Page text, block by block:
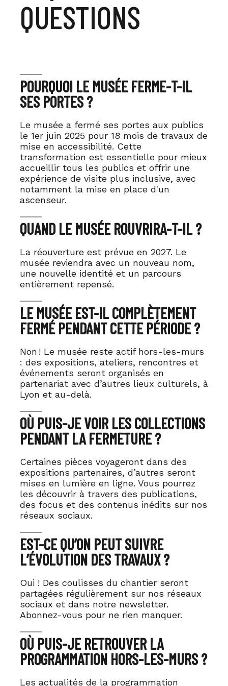
QUESTIONS
POURQUOI LE MUSÉE FERME-T-IL
SES PORTES ?
Le musée a fermé ses portes aux publics
le 1er juin 2025 pour 18 mois de travaux de
mise en accessibilité. Cette
transformation est essentielle pour mieux
accueillir tous les publics et offrir une
expérience de visite plus inclusive, avec
notamment la mise en place d'un
ascenseur.
QUAND LE MUSÉE ROUVRIRA-T-IL ?
La réouverture est prévue en 2027. Le
musée reviendra avec un nouveau nom,
une nouvelle identité et un parcours
entièrement repensé.
LE MUSÉE EST-IL COMPLÈTEMENT
FERMÉ PENDANT CETTE PÉRIODE ?
Non ! Le musée reste actif hors-les-murs
: des expositions, ateliers, rencontres et
événements seront organisés en
partenariat avec d’autres lieux culturels, à
Lyon et au-delà.
OÙ PUIS-JE VOIR LES COLLECTIONS
PENDANT LA FERMETURE ?
Certaines pièces voyageront dans des
expositions partenaires, d’autres seront
mises en lumière en ligne. Vous pourrez
les découvrir à travers des publications,
des focus et des contenus inédits sur nos
réseaux sociaux.
EST-CE QU’ON PEUT SUIVRE
L’ÉVOLUTION DES TRAVAUX ?
Oui ! Des coulisses du chantier seront
partagées régulièrement sur nos réseaux
sociaux et dans notre newsletter.
Abonnez-vous pour ne rien manquer.
OÙ PUIS-JE RETROUVER LA
PROGRAMMATION HORS-LES-MURS ?
Les actualités de la programmation